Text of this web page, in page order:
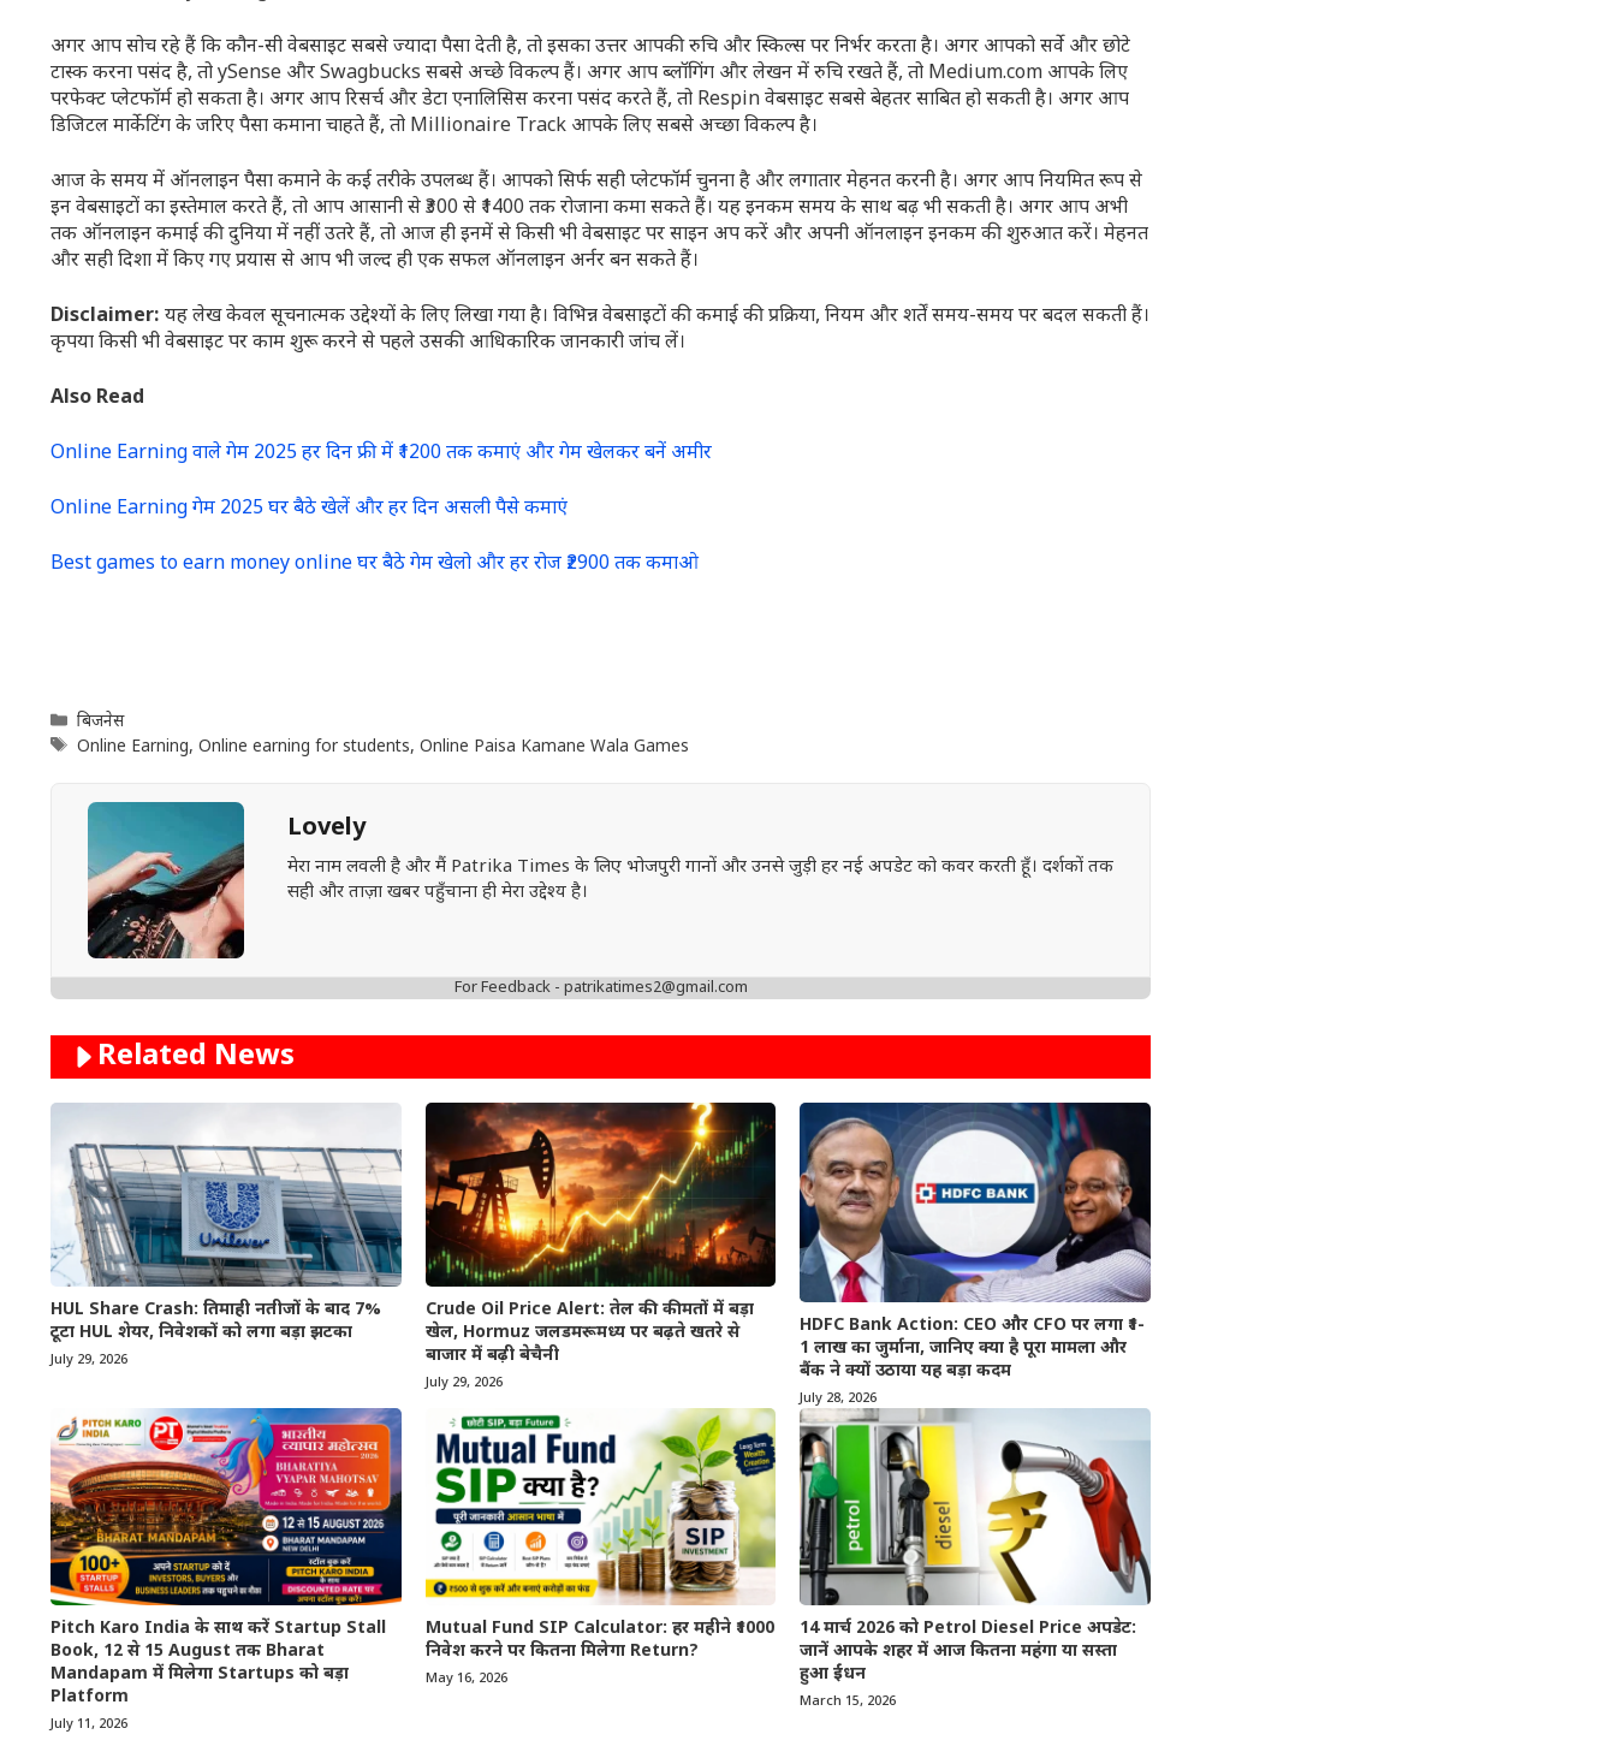
अगर आप सोच रहे हैं कि कौन-सी वेबसाइट सबसे ज्यादा पैसा देती है, तो इसका उत्तर आपकी रुचि और स्किल्स पर निर्भर करता है। अगर आपको सर्वे और छोटे
टास्क करना पसंद है, तो ySense और Swagbucks सबसे अच्छे विकल्प हैं। अगर आप ब्लॉगिंग और लेखन में रुचि रखते हैं, तो Medium.com आपके लिए
परफेक्ट प्लेटफॉर्म हो सकता है। अगर आप रिसर्च और डेटा एनालिसिस करना पसंद करते हैं, तो Respin वेबसाइट सबसे बेहतर साबित हो सकती है। अगर आप
डिजिटल मार्केटिंग के जरिए पैसा कमाना चाहते हैं, तो Millionaire Track आपके लिए सबसे अच्छा विकल्प है।
आज के समय में ऑनलाइन पैसा कमाने के कई तरीके उपलब्ध हैं। आपको सिर्फ सही प्लेटफॉर्म चुनना है और लगातार मेहनत करनी है। अगर आप नियमित रूप से
इन वेबसाइटों का इस्तेमाल करते हैं, तो आप आसानी से ₹300 से ₹1400 तक रोजाना कमा सकते हैं। यह इनकम समय के साथ बढ़ भी सकती है। अगर आप अभी
तक ऑनलाइन कमाई की दुनिया में नहीं उतरे हैं, तो आज ही इनमें से किसी भी वेबसाइट पर साइन अप करें और अपनी ऑनलाइन इनकम की शुरुआत करें। मेहनत
और सही दिशा में किए गए प्रयास से आप भी जल्द ही एक सफल ऑनलाइन अर्नर बन सकते हैं।
Disclaimer: यह लेख केवल सूचनात्मक उद्देश्यों के लिए लिखा गया है। विभिन्न वेबसाइटों की कमाई की प्रक्रिया, नियम और शर्तें समय-समय पर बदल सकती हैं।
कृपया किसी भी वेबसाइट पर काम शुरू करने से पहले उसकी आधिकारिक जानकारी जांच लें।
Also Read
Online Earning वाले गेम 2025 हर दिन फ्री में ₹1200 तक कमाएं और गेम खेलकर बनें अमीर
Online Earning गेम 2025 घर बैठे खेलें और हर दिन असली पैसे कमाएं
Best games to earn money online घर बैठे गेम खेलो और हर रोज ₹2900 तक कमाओ
Categories
बिजनेस
Tags
Online Earning, Online earning for students, Online Paisa Kamane Wala Games
Lovely
मेरा नाम लवली है और मैं Patrika Times के लिए भोजपुरी गानों और उनसे जुड़ी हर नई अपडेट को कवर करती हूँ। दर्शकों तक
सही और ताज़ा खबर पहुँचाना ही मेरा उद्देश्य है।
For Feedback - patrikatimes2@gmail.com
Related News
HUL Share Crash: तिमाही नतीजों के बाद 7%
टूटा HUL शेयर, निवेशकों को लगा बड़ा झटका
July 29, 2026
Crude Oil Price Alert: तेल की कीमतों में बड़ा
खेल, Hormuz जलडमरूमध्य पर बढ़ते खतरे से
बाजार में बढ़ी बेचैनी
July 29, 2026
HDFC Bank Action: CEO और CFO पर लगा ₹1-
1 लाख का जुर्माना, जानिए क्या है पूरा मामला और
बैंक ने क्यों उठाया यह बड़ा कदम
July 28, 2026
Pitch Karo India के साथ करें Startup Stall
Book, 12 से 15 August तक Bharat
Mandapam में मिलेगा Startups को बड़ा
Platform
July 11, 2026
Mutual Fund SIP Calculator: हर महीने ₹1000
निवेश करने पर कितना मिलेगा Return?
May 16, 2026
14 मार्च 2026 को Petrol Diesel Price अपडेट:
जानें आपके शहर में आज कितना महंगा या सस्ता
हुआ ईंधन
March 15, 2026